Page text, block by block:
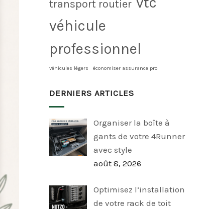
transport routier
véhicule
professionnel
véhicules légers économiser assurance pro
DERNIERS ARTICLES
Organiser la boîte à
gants de votre 4Runner
avec style
août 8, 2026
Optimisez l’installation
de votre rack de toit